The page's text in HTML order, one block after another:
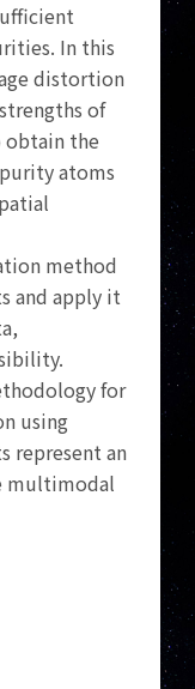
In this
distortion
of
obtain the
atoms
method
and apply it
for
using
represent an
multimodal